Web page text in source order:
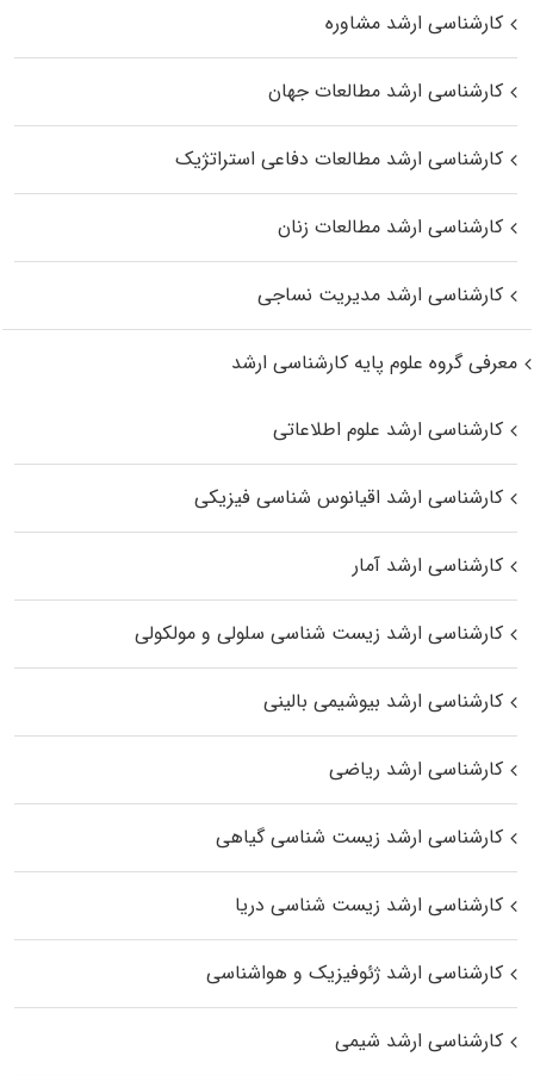
کارشناسی ارشد مشاوره
کارشناسی ارشد مطالعات جهان
کارشناسی ارشد مطالعات دفاعی استراتژیک
کارشناسی ارشد مطالعات زنان
کارشناسی ارشد مدیریت نساجی
معرفی گروه علوم پایه کارشناسی ارشد
کارشناسی ارشد علوم اطلاعاتی
کارشناسی ارشد اقیانوس‌ شناسی فیزیکی
کارشناسی ارشد آمار
کارشناسی ارشد زیست شناسی سلولی و مولکولی
کارشناسی ارشد بیوشیمی بالینی
کارشناسی ارشد ریاضی
کارشناسی ارشد زیست‌ شناسی گیاهی
کارشناسی ارشد زیست‌ شناسی دریا
کارشناسی ارشد ژئوفیزیک و هواشناسی
کارشناسی ارشد شیمی